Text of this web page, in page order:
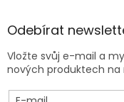
Odebírat
Vložte svůj e-mail a
nových produktech na